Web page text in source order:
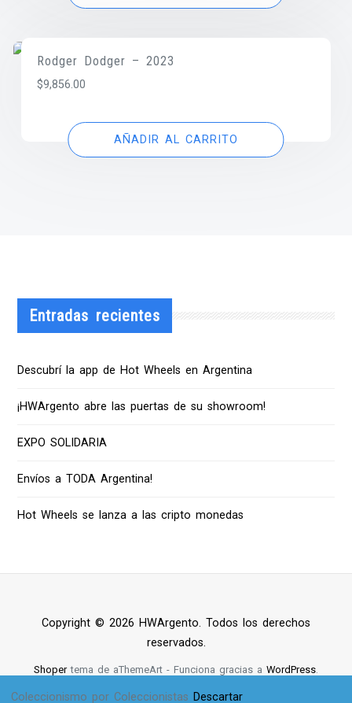
Coleccionismo por Coleccionistas Descartar
Rodger Dodger – 2023
$9,856.00
AÑADIR AL CARRITO
Entradas recientes
Descubrí la app de Hot Wheels en Argentina
¡HWArgento abre las puertas de su showroom!
EXPO SOLIDARIA
Envíos a TODA Argentina!
Hot Wheels se lanza a las cripto monedas
Copyright © 2026 HWArgento. Todos los derechos
reservados.
Shopertema de aThemeArt - Funciona gracias a WordPress.